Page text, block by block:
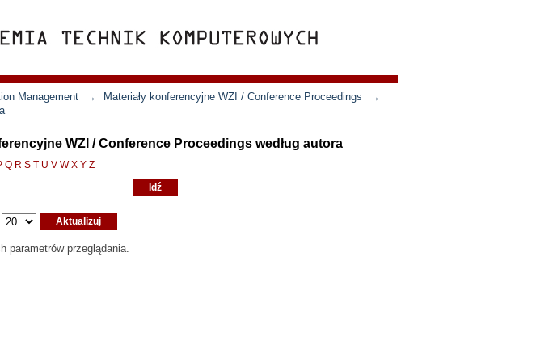
Management → Materiały konferencyjne WZI / Conference Proceedings
→
WZI / Conference Proceedings według autora
Q R S T U V W X Y Z
parametrów przeglądania.